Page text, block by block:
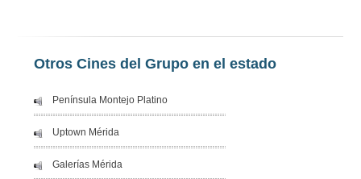
Otros Cines del Grupo en el estado
Península Montejo Platino
Uptown Mérida
Galerías Mérida